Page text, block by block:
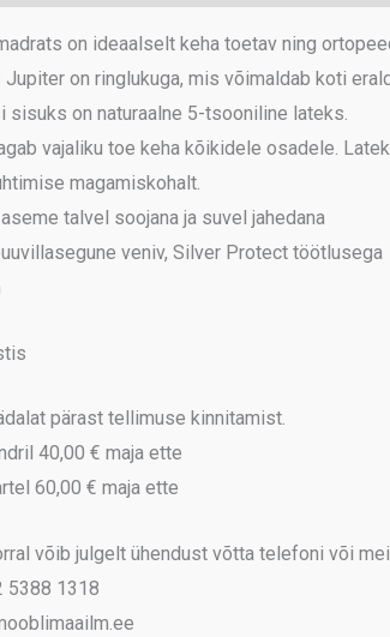
on ideaalselt keha toetav ning
on ringlukuga, mis võimaldab koti
sisuks on naturaalne 5-tsooniline lateks.
vajaliku toe keha kõikidele osadele.
magamiskohalt.
talvel soojana ja suvel jahedana
veniv, Silver Protect töötlusega
pärast tellimuse kinnitamist.
40,00 € maja ette
60,00 € maja ette
võib julgelt ühendust võtta telefoni või
5388 1318